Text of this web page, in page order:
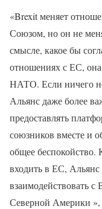
«Brexit меняет
Союзом, но он не
смысле, какое бы
отношениях с ЕС,
НАТО. Если ничего
Альянс даже более
предоставлять
союзников вместе и
общее беспокойство.
входить в ЕС,
взаимодействовать
Северной Америки